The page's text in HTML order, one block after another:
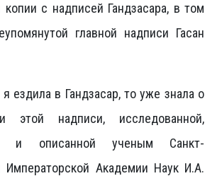
с надписей Гандзасара, в том
главной надписи Гасан
ездила в Гандзасар, то уже знала о
этой надписи, исследованной,
и описанной ученым Санкт-
Императорской Академии Наук И.А.